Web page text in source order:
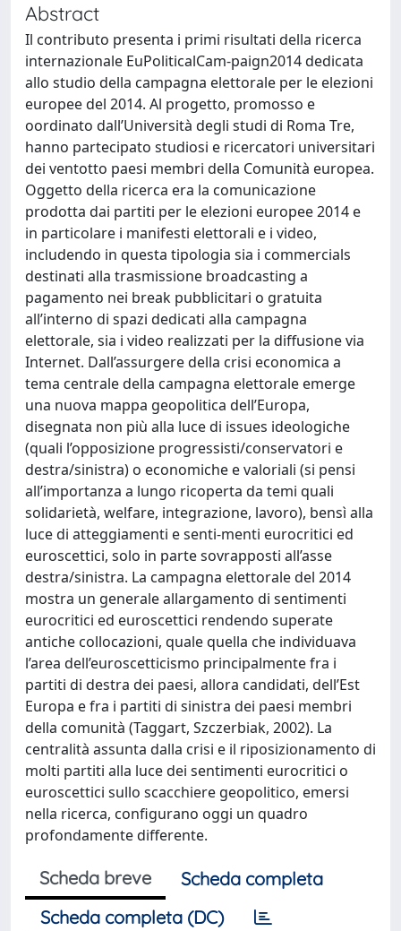
Abstract
Il contributo presenta i primi risultati della ricerca
internazionale EuPoliticalCam-paign2014 dedicata
allo studio della campagna elettorale per le elezioni
europee del 2014. Al progetto, promosso e
oordinato dall’Università degli studi di Roma Tre,
hanno partecipato studiosi e ricercatori universitari
dei ventotto paesi membri della Comunità europea.
Oggetto della ricerca era la comunicazione
prodotta dai partiti per le elezioni europee 2014 e
in particolare i manifesti elettorali e i video,
includendo in questa tipologia sia i commercials
destinati alla trasmissione broadcasting a
pagamento nei break pubblicitari o gratuita
all’interno di spazi dedicati alla campagna
elettorale, sia i video realizzati per la diffusione via
Internet. Dall’assurgere della crisi economica a
tema centrale della campagna elettorale emerge
una nuova mappa geopolitica dell’Europa,
disegnata non più alla luce di issues ideologiche
(quali l’opposizione progressisti/conservatori e
destra/sinistra) o economiche e valoriali (si pensi
all’importanza a lungo ricoperta da temi quali
solidarietà, welfare, integrazione, lavoro), bensì alla
luce di atteggiamenti e senti-menti eurocritici ed
euroscettici, solo in parte sovrapposti all’asse
destra/sinistra. La campagna elettorale del 2014
mostra un generale allargamento di sentimenti
eurocritici ed euroscettici rendendo superate
antiche collocazioni, quale quella che individuava
l’area dell’euroscetticismo principalmente fra i
partiti di destra dei paesi, allora candidati, dell’Est
Europa e fra i partiti di sinistra dei paesi membri
della comunità (Taggart, Szczerbiak, 2002). La
centralità assunta dalla crisi e il riposizionamento di
molti partiti alla luce dei sentimenti eurocritici o
euroscettici sullo scacchiere geopolitico, emersi
nella ricerca, configurano oggi un quadro
profondamente differente.
Scheda breve
Scheda completa
Scheda completa (DC)